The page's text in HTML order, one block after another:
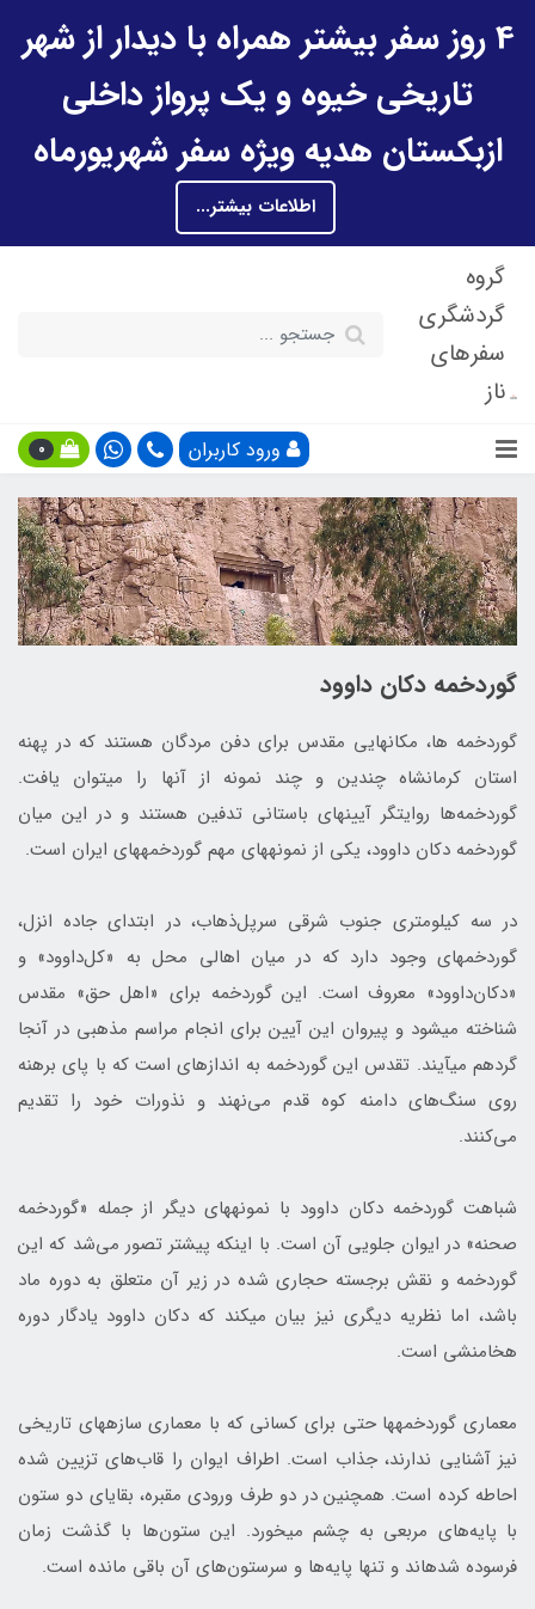
4 روز سفر بیشتر همراه با دیدار از شهر
تاریخی خیوه و یک پرواز داخلی
ازبکستان هدیه ویژه سفر شهریورماه
اطلاعات بیشتر...
گروه
گردشگری
سفرهای
ناز
ورود کاربران 0
گوردخمه دکان داوود
گوردخمه ها، مکان‎هایی مقدس برای دفن مردگان هستند که در پهنه
استان کرمانشاه چندین و چند نمونه از آن‎ها را می‎توان یافت.
گوردخمه‌ها روایت‎گر آیین‎های باستانی تدفین هستند و در این میان
گوردخمه دکان داوود، یکی از نمونه‎های مهم گوردخمه‎های ایران است.
در سه کیلومتری جنوب شرقی سرپل‌ذهاب، در ابتدای جاده انزل،
گوردخمه‎ای وجود دارد که در میان اهالی محل به «کل‌داوود» و
«دکان‌داوود» معروف است. این گوردخمه برای «اهل حق» مقدس
شناخته می‎شود و پیروان این آیین برای انجام مراسم مذهبی در آن‎جا
گردهم می‎آیند. تقدس این گوردخمه به اندازه‎ای است که با پای برهنه
روی سنگ‌های دامنه کوه قدم می‌نهند و نذورات خود را تقدیم
می‌کنند.
شباهت گوردخمه دکان داوود با نمونه‎های دیگر از جمله «گوردخمه
صحنه» در ایوان جلویی آن است. با اینکه پیش‎تر تصور می‌شد که این
گوردخمه و نقش برجسته حجاری شده در زیر آن متعلق به دوره ماد
باشد، اما نظریه دیگری نیز بیان می‎کند که دکان داوود یادگار دوره
هخامنشی است.
معماری گوردخمه‎ها حتی برای کسانی که با معماری سازه‎های تاریخی
نیز آشنایی ندارند، جذاب است. اطراف ایوان را قاب‌های تزیین‌ شده
احاطه کرده است. همچنین در دو طرف ورودی مقبره، بقایای دو ستون
با پایه‌های مربعی به چشم می‎خورد. این ستون‌ها با گذشت زمان
فرسوده شده‎اند و تنها پایه‌ها و سرستون‌های آن باقی ‌مانده است.